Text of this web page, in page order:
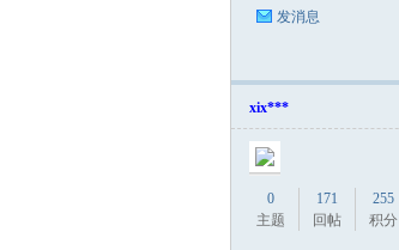
发消息
xix***
0
主题
171
回帖
255
积分